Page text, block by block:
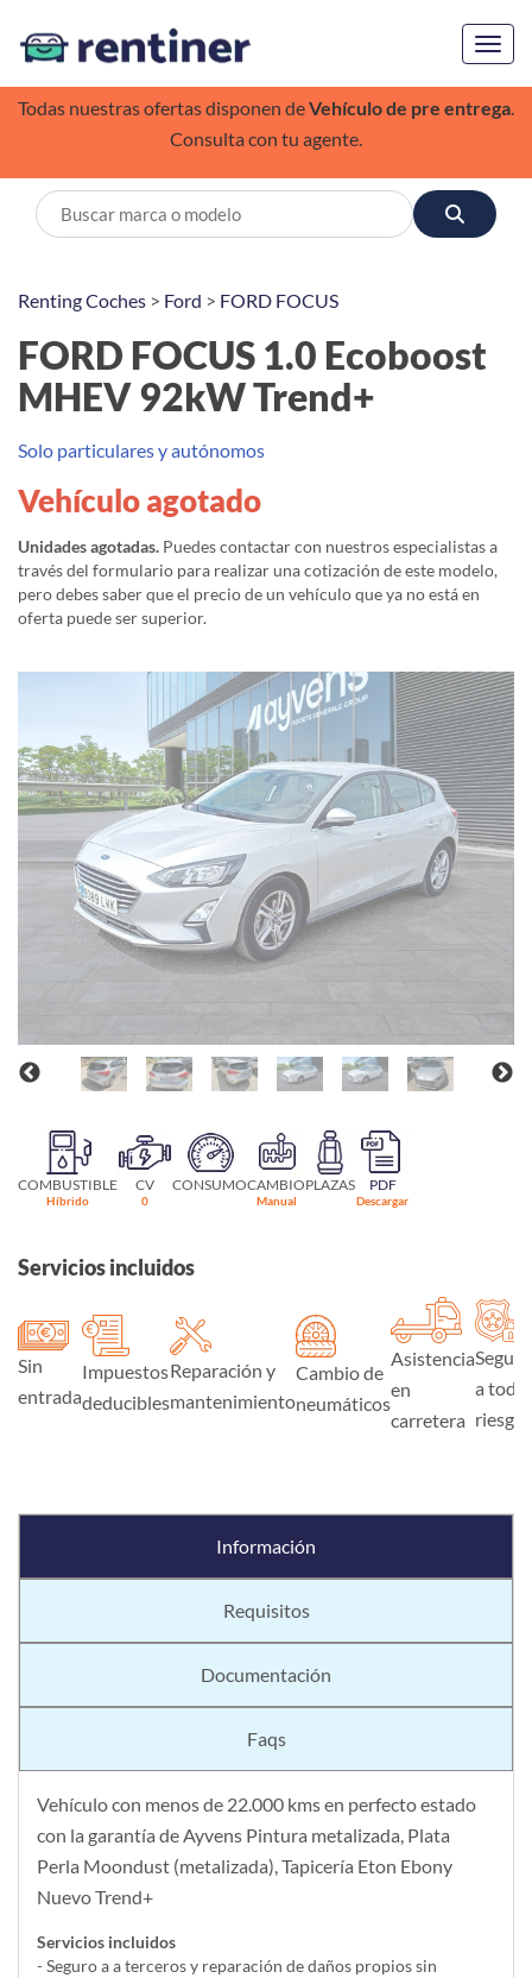
Todas nuestras ofertas disponen deVehículo de pre entrega.
Consulta con tu agente.
Renting Coches > Ford > FORD FOCUS
FORD FOCUS 1.0 Ecoboost
MHEV 92kW Trend+
Solo particulares y autónomos
Vehículo agotado
Unidades agotadas. Puedes contactar con nuestros especialistas a
través del formulario para realizar una cotización de este modelo,
pero debes saber que el precio de un vehículo que ya no está en
oferta puede ser superior.
COMBUSTIBLE
Híbrido
CV
0
CONSUMOCAMBIO
Manual
PLAZAS PDF
Descargar
Servicios incluidos
Sin
entrada
Impuestos
deducibles
Reparación y
mantenimiento
Cambio de
neumáticos
Asistencia
en
carretera
Seguro
a todo
riesgo
Información
Requisitos
Documentación
Faqs
Vehículo con menos de 22.000 kms en perfecto estado
con la garantía de Ayvens Pintura metalizada, Plata
Perla Moondust (metalizada), Tapicería Eton Ebony
Nuevo Trend+
Servicios incluidos
- Seguro a a terceros y reparación de daños propios sin